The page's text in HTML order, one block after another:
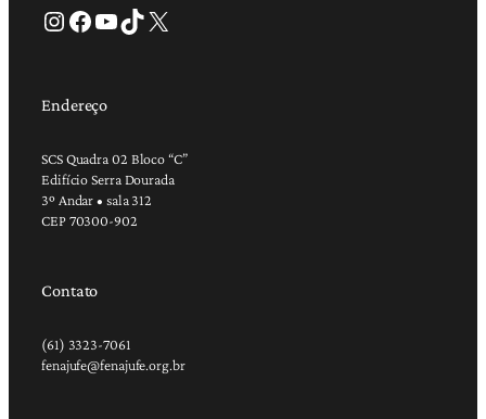
Instagram Facebook Youtube TikTok X
Endereço
SCS Quadra 02 Bloco “C”
Edifício Serra Dourada
3º Andar • sala 312
CEP 70300-902
Contato
(61) 3323-7061
fenajufe@fenajufe.org.br